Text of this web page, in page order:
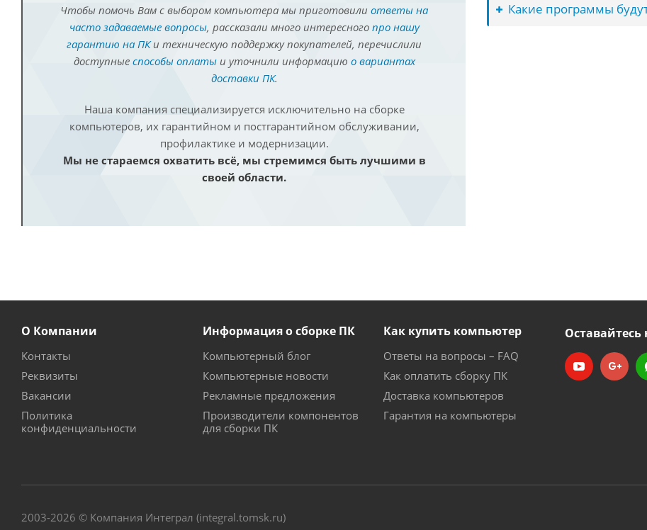
Чтобы помочь Вам с выбором компьютера мы приготовили ответы на
часто задаваемые вопросы, рассказали много интересного про нашу
гарантию на ПКи техническую поддержку покупателей, перечислили
доступные способы оплатыи уточнили информацию о вариантах
доставки ПК.
Наша компания специализируется исключительно на сборке
компьютеров, их гарантийном и постгарантийном обслуживании,
профилактике и модернизации.
Мы не стараемся охватить всё, мы стремимся быть лучшими в
своей области.
Какие программы
О Компании
Контакты
Реквизиты
Вакансии
Политика
конфиденциальности
Информация о сборке ПК
Компьютерный блог
Компьютерные новости
Рекламные предложения
Производители компонентов
для сборки ПК
Как купить компьютер
Ответы на вопросы – FAQ
Как оплатить сборку ПК
Доставка компьютеров
Гарантия на компьютеры
Оставайтесь
2003-2026 © Компания Интеграл (integral.tomsk.ru)